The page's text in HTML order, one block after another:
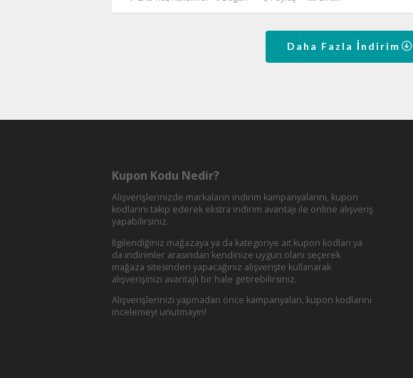
Daha Fazla İndirim
Kupon Kodu Nedir?
Alışverişlerinizde markaların indirim kampanyalarını, kupon
kodlarını takip ederek ekstra indirim avantajı ile online alışveriş
yapabilirsiniz.
İlgilendiğiniz mağazaya ya da kategoriye ait kupon kodları ya
da indirimler arasından kendinize uygun olanı seçerek
mağaza sitesinden yapacağınız alışverişte kullanarak
alışverişinizi avantajlı bir hale getirebilirsiniz.
Alışverişlerinizi yapmadan önce kampanyaları, kupon kodlarını
incelemeyi unutmayın!